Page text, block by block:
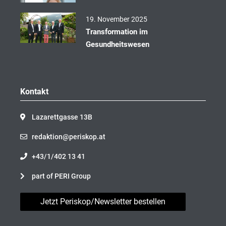
19. November 2025
Transformation im
Gesundheitswesen
Kontakt
Lazarettgasse 13B
redaktion@periskop.at
+43/1/402 13 41
part of PERI Group
Jetzt Periskop/Newsletter bestellen